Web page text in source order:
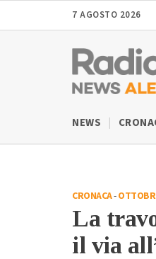
7 AGOSTO 2026
NEWS
CRONACA-
La
il via